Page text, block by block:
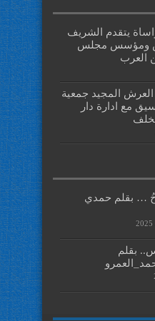
يتقدم الشريف
ومؤسس مجلس
العرب
العرش المجيد جمعية
مع ادارة دار
… بقلم حمدي
بقلم